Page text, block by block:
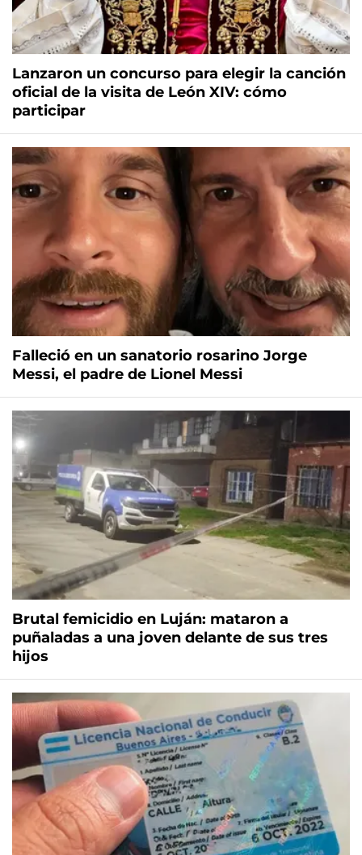
Lanzaron un concurso para elegir la canción
oficial de la visita de León XIV: cómo
participar
Falleció en un sanatorio rosarino Jorge
Messi, el padre de Lionel Messi
Brutal femicidio en Luján: mataron a
puñaladas a una joven delante de sus tres
hijos